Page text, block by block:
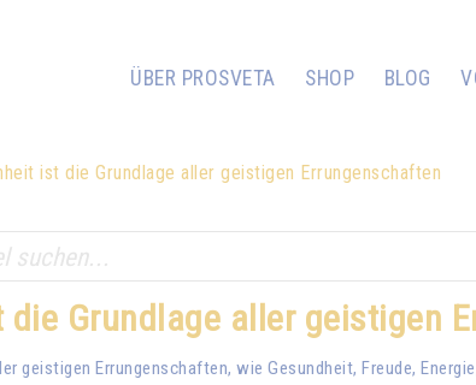
ÜBER PROSVETA SHOP BLOG
ist die Grundlage aller geistigen Errungenschaften
die Grundlage aller geistigen
geistigen Errungenschaften, wie Gesundheit, Freude,